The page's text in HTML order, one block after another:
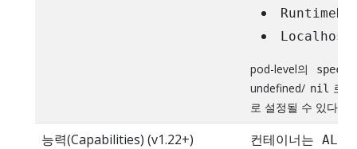
Localhost
pod-level의
undefined/ nil 로
로 설정될 수 있다.
능력(Capabilities) (v1.22+) 컨테이너는 ALL